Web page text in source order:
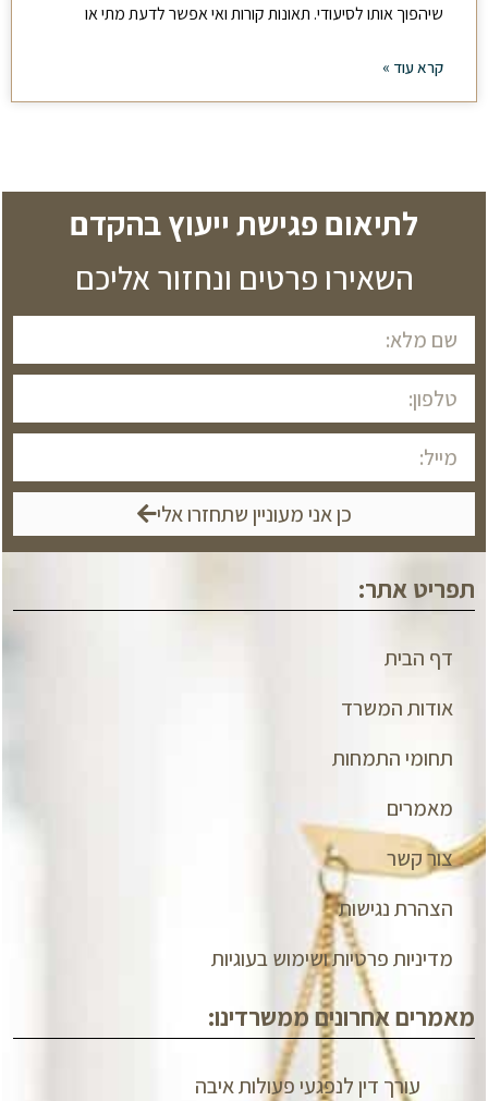
שיהפוך אותו לסיעודי. תאונות קורות ואי אפשר לדעת מתי או
קרא עוד »
לתיאום פגישת ייעוץ בהקדם
השאירו פרטים ונחזור אליכם
כן אני מעוניין שתחזרו אלי
תפריט אתר:
דף הבית
אודות המשרד
תחומי התמחות
מאמרים
צור קשר
הצהרת נגישות
מדיניות פרטיות ושימוש בעוגיות
מאמרים אחרונים ממשרדינו:
עורך דין לנפגעי פעולות איבה